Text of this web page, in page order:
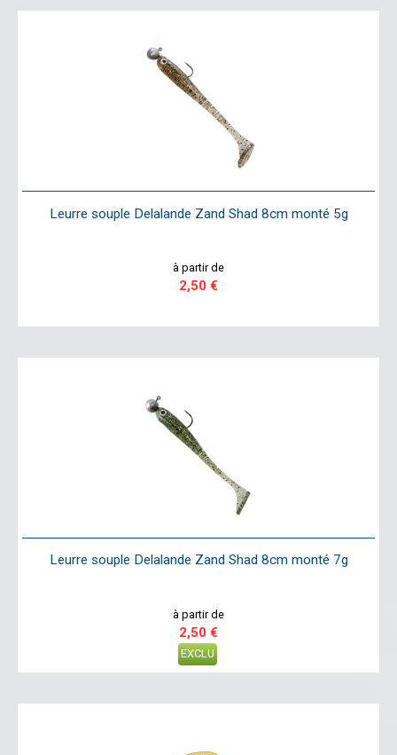
Leurre souple Delalande Zand Shad 8cm monté 5g
à partir de
2,50 €
Leurre souple Delalande Zand Shad 8cm monté 7g
à partir de
2,50 €
EXCLU